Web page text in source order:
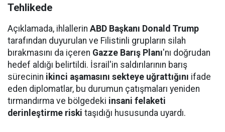
Tehlikede
Açıklamada, ihlallerin ABD Başkanı Donald Trump
tarafından duyurulan ve Filistinli grupların silah
bırakmasını da içeren Gazze Barış Planı'nı doğrudan
hedef aldığı belirtildi. İsrail'in saldırılarının barış
sürecinin ikinci aşamasını sekteye uğrattığını ifade
eden diplomatlar, bu durumun çatışmaları yeniden
tırmandırma ve bölgedeki insani felaketi
derinleştirme riski taşıdığı hususunda uyardı.